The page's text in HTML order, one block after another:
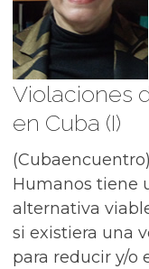
Violaciones
en Cuba (I)
Humanos tiene
alternativa
si existiera una
para reducir y/o